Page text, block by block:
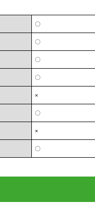
〇
〇
〇
〇
×
〇
×
〇